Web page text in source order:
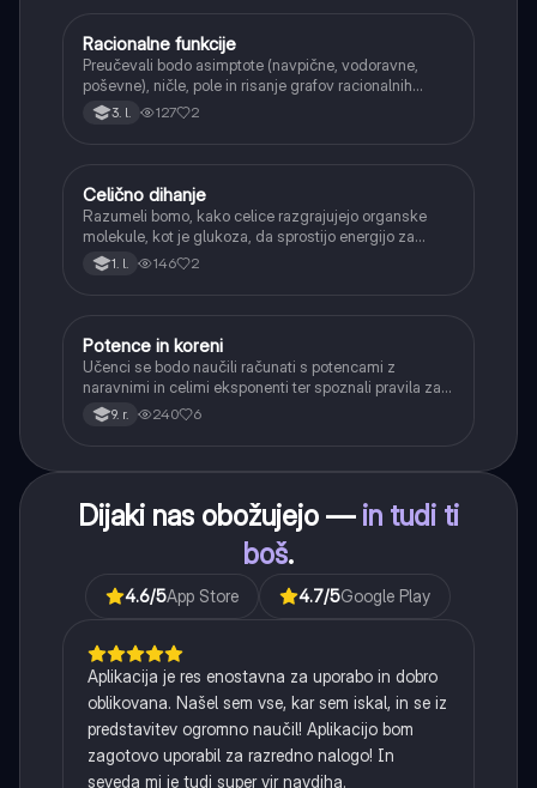
Matematika
Racionalne funkcije
Preučevali bodo asimptote (navpične, vodoravne,
poševne), ničle, pole in risanje grafov racionalnih
funkcij.
3. l. 127 2
Biologija
Celično dihanje
Razumeli bomo, kako celice razgrajujejo organske
molekule, kot je glukoza, da sprostijo energijo za
svoje delovanje.
1. l. 146 2
Matematika
Potence in koreni
Učenci se bodo naučili računati s potencami z
naravnimi in celimi eksponenti ter spoznali pravila za
računanje z njimi. Obravnavali bodo kvadratne in
kubične korene ter delno korenjenje in racionalizacijo
9. r. 240 6
Dijaki nas obožujejo — in tudi ti
boš.
4.6/5App Store 4.7/5Google Play
Aplikacija je res enostavna za uporabo in dobro
oblikovana. Našel sem vse, kar sem iskal, in se iz
predstavitev ogromno naučil! Aplikacijo bom
zagotovo uporabil za razredno nalogo! In
seveda mi je tudi super vir navdiha.